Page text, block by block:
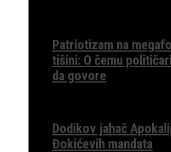
Patriotizam na
tišini: O čemu
da govore
Dodikov jahač
Đokićevih mandata